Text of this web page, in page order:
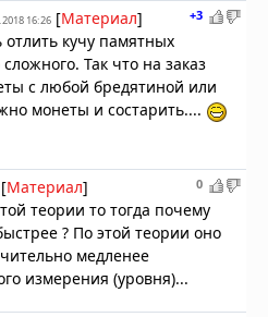
+3
16:26 [Материал]
кучу памятных
Так что на заказ
с любой бредятиной или
монеты и состарить....
0
[Материал]
теории то тогда почему
? По этой теории оно
медленее
измерения (уровня)...